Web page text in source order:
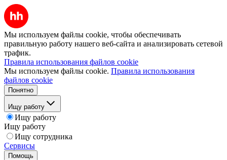
Мы используем файлы cookie, чтобы обеспечивать
правильную работу нашего веб-сайта и анализировать сетевой
трафик.
Правила использования файлов cookie
Мы используем файлы cookie. Правила использования
файлов cookie
Понятно
Ищу работу
Ищу работу
Ищу работу
Ищу сотрудника
Сервисы
Помощь